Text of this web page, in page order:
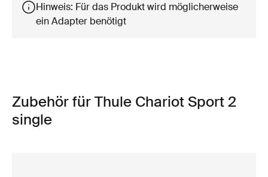
Hinweis: Für das Produkt wird möglicherweise
ein Adapter benötigt
Zubehör für Thule Chariot Sport 2
single